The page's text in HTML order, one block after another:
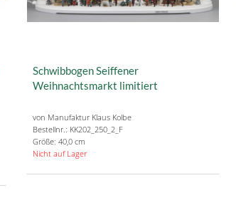
Schwibbogen Seiffener
Weihnachtsmarkt limitiert
von Manufaktur Klaus Kolbe
Bestellnr.: KK202_250_2_F
Größe: 40,0 cm
Nicht auf Lager